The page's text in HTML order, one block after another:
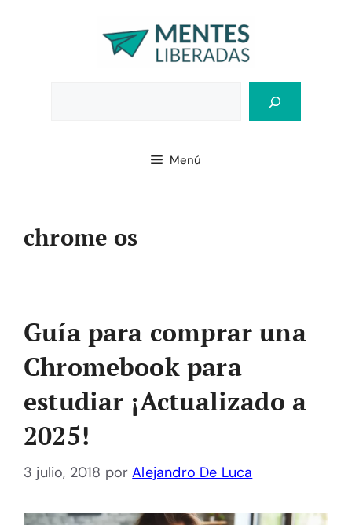
Menú
chrome os
Guía para comprar una
Chromebook para
estudiar ¡Actualizado a
2025!
3 julio, 2018 porAlejandro De Luca